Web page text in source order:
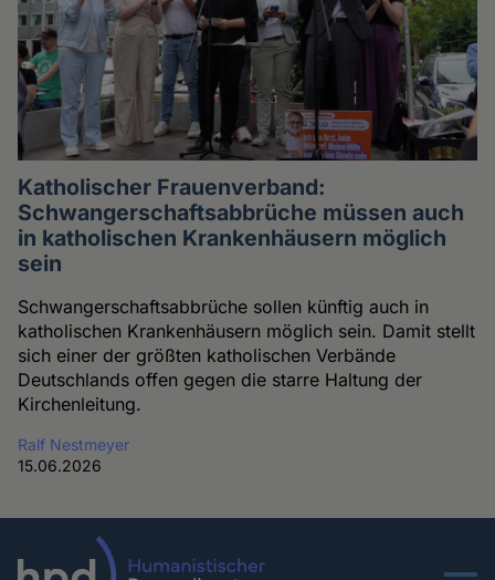
Katholischer Frauenverband:
Schwangerschaftsabbrüche müssen auch
in katholischen Krankenhäusern möglich
sein
Schwangerschaftsabbrüche sollen künftig auch in
katholischen Krankenhäusern möglich sein. Damit stellt
sich einer der größten katholischen Verbände
Deutschlands offen gegen die starre Haltung der
Kirchenleitung.
Ralf Nestmeyer
15.06.2026